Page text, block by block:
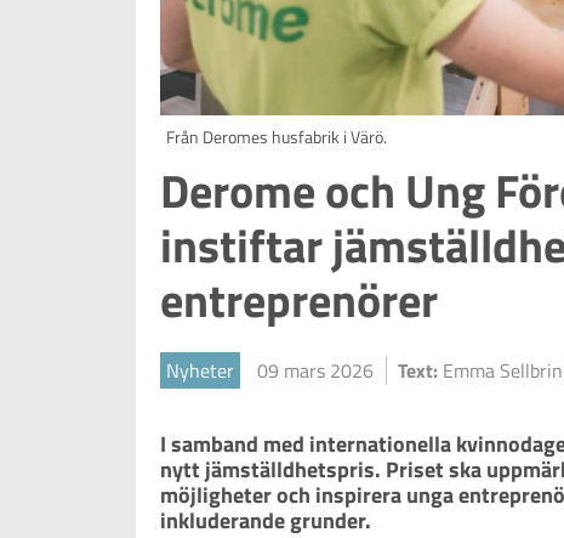
Från Deromes husfabrik i Värö.
Derome och Ung
instiftar
entreprenörer
Nyheter 09 mars 2026 Text: Emma
I samband med internationella
nytt jämställdhetspris. Priset ska
möjligheter och inspirera unga
inkluderande grunder.